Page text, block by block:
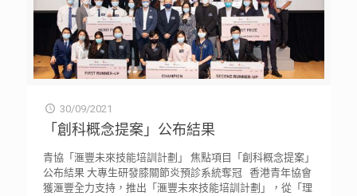
30/09/2021
「創科概念提案」公布結果
青協「滙豐未來技能培訓計劃」 焦點項目「創科概念提案」
公布結果 大專生研發膝關節炎預診系統奪冠 香港青年協會
獲滙豐全力支持，推出「滙豐未來技能培訓計劃」，從「理